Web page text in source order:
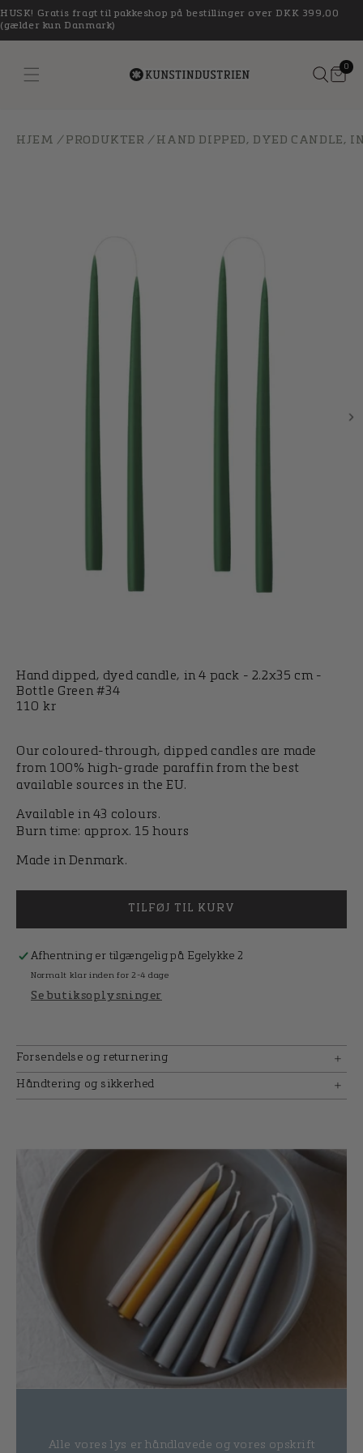
Gå til
indhold
HUSK! Gratis fragt til pakkeshop på bestillinger over DKK 399,00
(gælder kun Danmark)
da.general.menu Kurv
00
HJEM /PRODUKTER /HAND DIPPED, DYED CANDLE,
Hand dipped, dyed candle, in 4 pack - 2.2x35 cm -
Bottle Green #34
Normalpris
110 kr
Our coloured-through, dipped candles are made
from 100% high-grade paraffin from the best
available sources in the EU.
Available in 43 colours.
Burn time: approx. 15 hours
Made in Denmark.
TILFØJ TIL KURV
Afhentning er tilgængelig på Egelykke 2
Normalt klar inden for 2-4 dage
Se butiksoplysninger
Forsendelse og returnering
Håndtering og sikkerhed
Alle vores lys er håndlavede og vores opskrift